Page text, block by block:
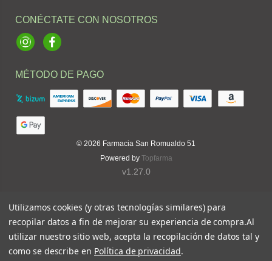
CONÉCTATE CON NOSOTROS
InstagramFacebook
MÉTODO DE PAGO
© 2026 Farmacia San Romualdo 51
Powered by Topfarma
v1.27.0
Utilizamos cookies (y otras tecnologías similares) para
recopilar datos a fin de mejorar su experiencia de compra.Al
utilizar nuestro sitio web, acepta la recopilación de datos tal y
como se describe en Política de privacidad.